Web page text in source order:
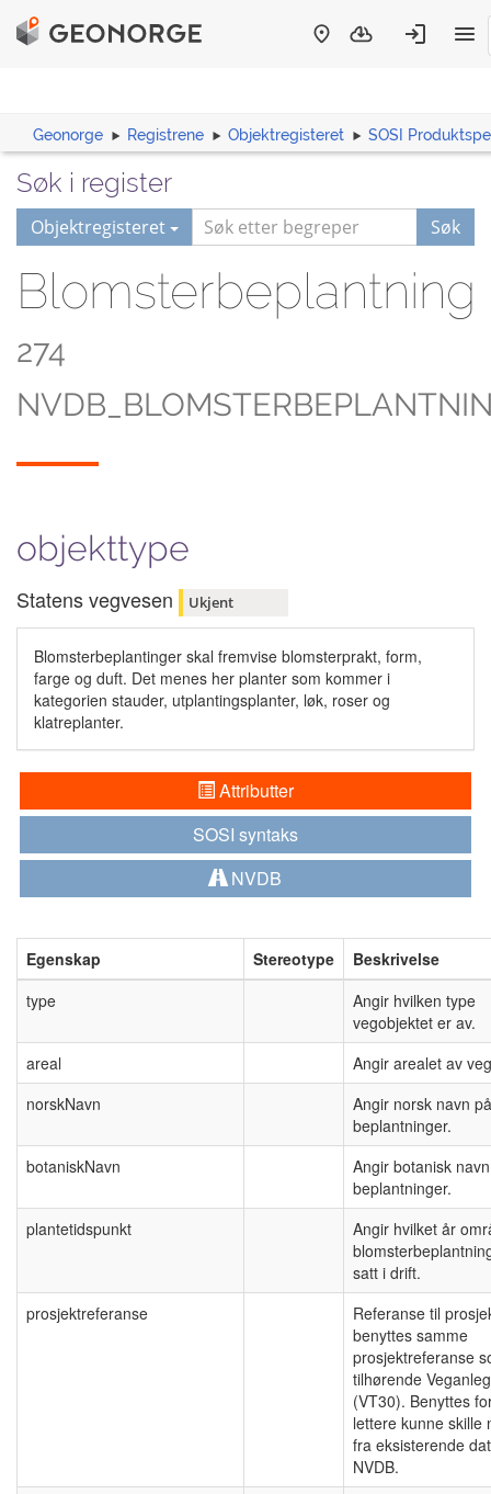
Geonorge Registrene Objektregisteret SOSI
Søk i register
Objektregisteret Søk
Blomsterbeplantning
274
objekttype
Statens vegvesen Ukjent
Blomsterbeplantinger skal fremvise blomsterprakt, form,
farge og duft. Det menes her planter som kommer i
kategorien stauder, utplantingsplanter, løk, roser og
klatreplanter.
Attributter
SOSI syntaks
NVDB
Egenskap Stereotype
Beskrivelse
type
Angir hvilken type
vegobjektet er av.
areal
Angir arealet av
norskNavn
Angir norsk navn på
beplantninger.
botaniskNavn
Angir botanisk
beplantninger.
plantetidspunkt
Angir hvilket år
satt i drift.
prosjektreferanse
Referanse til
benyttes samme
prosjektreferanse
tilhørende
(VT30). Benyttes
lettere kunne skille
fra eksisterende
NVDB.